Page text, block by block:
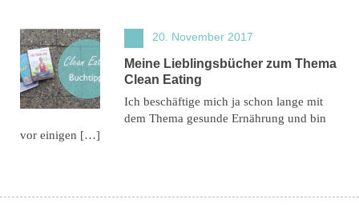
20. November 2017
Meine Lieblingsbücher zum Thema
Clean Eating
Ich beschäftige mich ja schon lange mit
dem Thema gesunde Ernährung und bin
vor einigen […]